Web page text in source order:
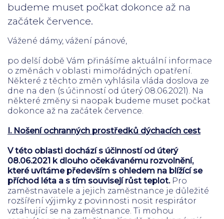
budeme muset počkat dokonce až na
začátek července.
Vážené dámy, vážení pánové,
po delší době Vám přinášíme aktuální informace
o změnách v oblasti mimořádných opatření.
Některé z těchto změn vyhlásila vláda doslova ze
dne na den (s účinností od úterý 08.06.2021). Na
některé změny si naopak budeme muset počkat
dokonce až na začátek července.
I. Nošení ochranných prostředků dýchacích cest
V této oblasti dochází s účinností od úterý
08.06.2021 k dlouho očekávanému rozvolnění,
které uvítáme především s ohledem na blížící se
příchod léta a s tím souvisejí růst teplot. Pro
zaměstnavatele a jejich zaměstnance je důležité
rozšíření výjimky z povinnosti nosit respirátor
vztahující se na zaměstnance. Ti mohou